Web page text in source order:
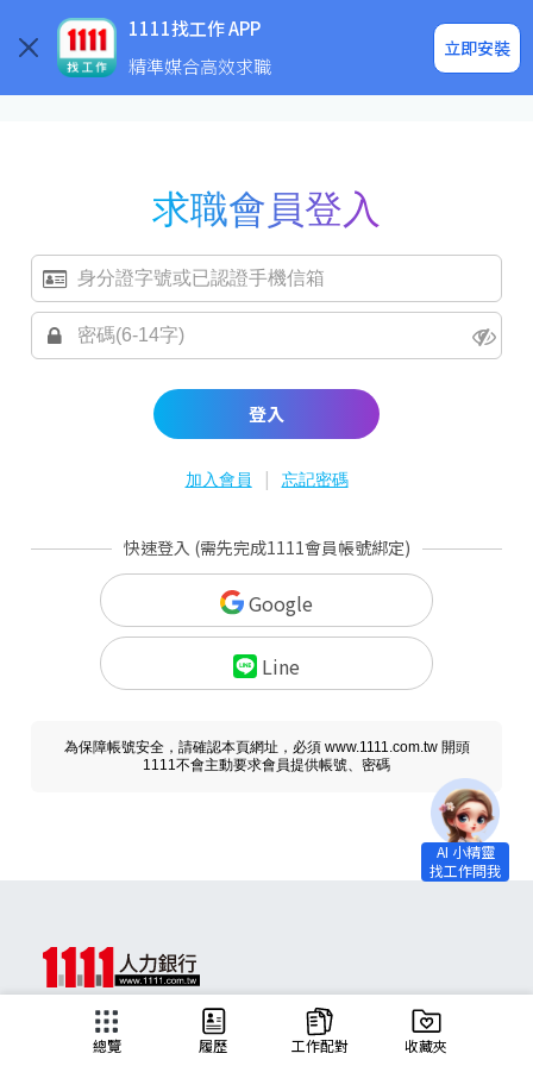
1111找工作 APP
精準媒合高效求職
立即安裝
企業求才
求職會員登入
登入
加入會員 | 忘記密碼
快速登入 (需先完成1111會員帳號綁定)
Google
Line
為保障帳號安全，請確認本頁網址，必須 www.1111.com.tw 開頭
1111不會主動要求會員提供帳號、密碼
總覽 履歷 工作配對 收藏夾